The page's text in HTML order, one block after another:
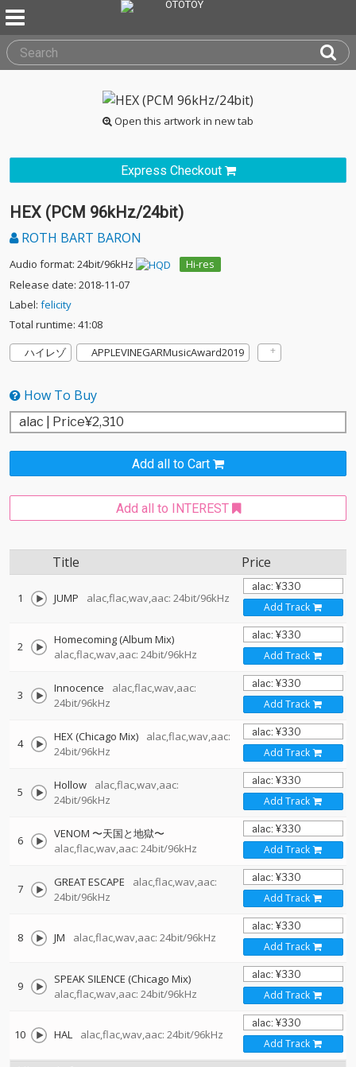
Open this artwork in new tab
Express Checkout
HEX (PCM 96kHz/24bit)
ROTH BART BARON
Audio format: 24bit/96kHz
Hi-res
Release date: 2018-11-07
Label: felicity
Total runtime: 41:08
ハイレゾ
APPLEVINEGARMusicAward2019
How To Buy
Add all to Cart
Add all to INTEREST
Title Price
1 JUMP alac,flac,wav,aac: 24bit/96kHz
Add Track
2
Homecoming (Album Mix)
alac,flac,wav,aac: 24bit/96kHz
Add Track
3 Innocence
alac,flac,wav,aac:
24bit/96kHz
Add Track
4 HEX (Chicago Mix)
alac,flac,wav,aac:
24bit/96kHz
Add Track
5 Hollow
alac,flac,wav,aac:
24bit/96kHz
Add Track
6
VENOM 〜天国と地獄〜
alac,flac,wav,aac: 24bit/96kHz
Add Track
7 GREAT ESCAPE
alac,flac,wav,aac:
24bit/96kHz
Add Track
8 JM alac,flac,wav,aac: 24bit/96kHz
Add Track
9
SPEAK SILENCE (Chicago Mix)
alac,flac,wav,aac: 24bit/96kHz
Add Track
10 HAL alac,flac,wav,aac: 24bit/96kHz
Add Track